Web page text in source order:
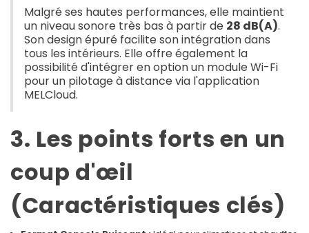
Malgré ses hautes performances, elle maintient
un niveau sonore très bas à partir de 28 dB(A).
Son design épuré facilite son intégration dans
tous les intérieurs. Elle offre également la
possibilité d'intégrer en option un module Wi-Fi
pour un pilotage à distance via l'application
MELCloud.
3. Les points forts en un
coup d'œil
(Caractéristiques clés)